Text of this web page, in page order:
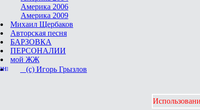
Америка 2006
Америка 2009
Михаил Щербаков
Авторская песня
БАРЗОВКА
ПЕРСОНАЛИИ
мой ЖЖ
(с) Игорь Грызлов